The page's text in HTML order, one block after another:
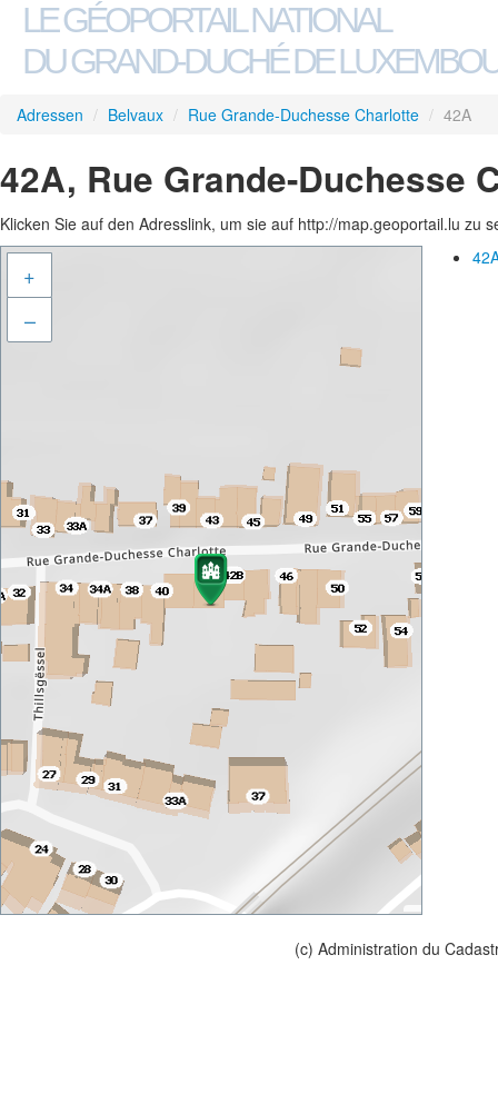
LE GÉOPORTAIL NATIONAL
DU GRAND-DUCHÉ DE
Adressen / Belvaux / Rue Grande-Duchesse Charlotte / 42A
42A, Rue Grande-Duchesse
Klicken Sie auf den Adresslink, um sie auf http://map.geoportail.lu zu
+
–
(c) Administration du